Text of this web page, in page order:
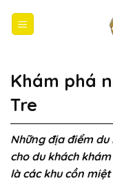
qua
Khám phá
Tre
Những địa điểm
cho du khách
là các khu cồn